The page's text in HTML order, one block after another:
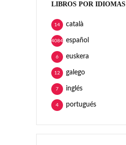
LIBROS POR IDIOMAS
català
14
español
4084
euskera
6
galego
12
inglés
7
portugués
4